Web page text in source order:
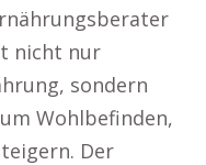
nicht nur
sondern
Wohlbefinden,
Der